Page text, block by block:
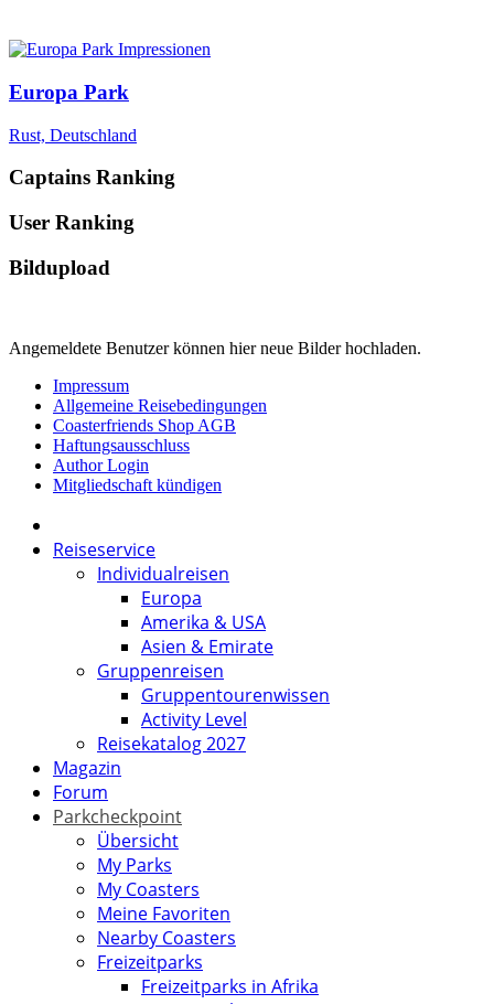
Europa Park
Rust, Deutschland
Captains Ranking
User Ranking
Bildupload
Angemeldete Benutzer können hier neue Bilder hochladen.
Impressum
Allgemeine Reisebedingungen
Coasterfriends Shop AGB
Haftungsausschluss
Author Login
Mitgliedschaft kündigen
Reiseservice
Individualreisen
Europa
Amerika & USA
Asien & Emirate
Gruppenreisen
Gruppentourenwissen
Activity Level
Reisekatalog 2027
Magazin
Forum
Parkcheckpoint
Übersicht
My Parks
My Coasters
Meine Favoriten
Nearby Coasters
Freizeitparks
Freizeitparks in Afrika